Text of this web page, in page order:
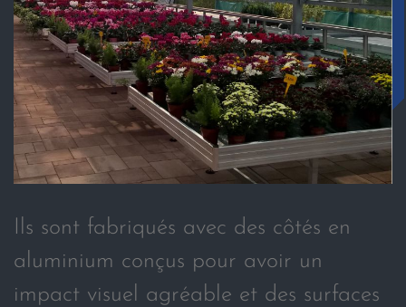
Ils sont fabriqués avec des côtés en
aluminium conçus pour avoir un
impact visuel agréable et des surfaces